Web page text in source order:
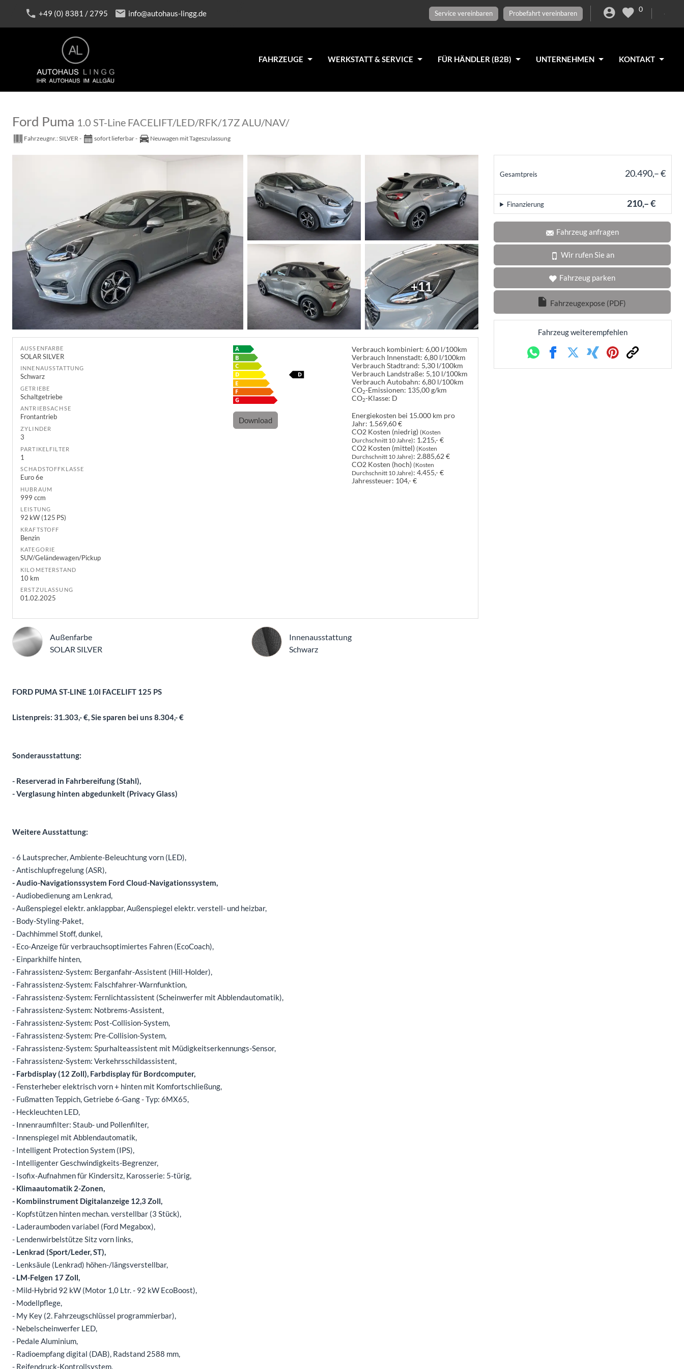
+49 (0) 8381 / 2795 info@autohaus-lingg.de Service vereinbaren Probefahrt vereinbaren
0
FAHRZEUGE WERKSTATT & SERVICE FÜR HÄNDLER (B2B) UNTERNEHMEN KONTAKT
Ford Puma 1.0 ST-Line FACELIFT/LED/RFK/17Z ALU/NAV/
Fahrzeugnr.:SILVER sofort lieferbar Neuwagen mit Tageszulassung
Gesamtpreis 20.490,– €
210,– €
Finanzierung
Fahrzeug anfragen
Wir rufen Sie an
Fahrzeug parken
Fahrzeugexpose (PDF)
Fahrzeug weiterempfehlen
WhatsappFacebookTwitterXing PinterestLink
+11
AUSSENFARBE
SOLAR SILVER
INNENAUSSTATTUNG
Schwarz
GETRIEBE
Schaltgetriebe
ANTRIEBSACHSE
Frontantrieb
ZYLINDER
3
PARTIKELFILTER
1
SCHADSTOFFKLASSE
Euro 6e
HUBRAUM
999 ccm
LEISTUNG
92 kW (125 PS)
KRAFTSTOFF
Benzin
KATEGORIE
SUV/Geländewagen/Pickup
KILOMETERSTAND
10 km
ERSTZULASSUNG
01.02.2025
Verbrauch kombiniert: 6,00 l/100km
Verbrauch Innenstadt: 6,80 l/100km
Verbrauch Stadtrand: 5,30 l/100km
Verbrauch Landstraße: 5,10 l/100km
Verbrauch Autobahn: 6,80 l/100km
CO2-Emissionen: 135,00 g/km
CO2-Klasse: D
Download
Energiekosten bei 15.000 km pro
Jahr: 1.569,60 €
CO2 Kosten (niedrig)(Kosten
Durchschnitt 10 Jahre): 1.215,- €
CO2 Kosten (mittel)(Kosten
Durchschnitt 10 Jahre): 2.885,62 €
CO2 Kosten (hoch)(Kosten
Durchschnitt 10 Jahre): 4.455,- €
Jahressteuer: 104,- €
Außenfarbe
SOLAR SILVER
InnenausstattungInnenausstattung
Schwarz
FORD PUMA ST-LINE 1.0l FACELIFT 125 PS
Listenpreis: 31.303,- €, Sie sparen bei uns 8.304,- €
Sonderausstattung:
- Reserverad in Fahrbereifung (Stahl),
- Verglasung hinten abgedunkelt (Privacy Glass)
Weitere Ausstattung:
- 6 Lautsprecher, Ambiente-Beleuchtung vorn (LED),
- Antischlupfregelung (ASR),
- Audio-Navigationssystem Ford Cloud-Navigationssystem,
- Audiobedienung am Lenkrad,
- Außenspiegel elektr. anklappbar, Außenspiegel elektr. verstell- und heizbar,
- Body-Styling-Paket,
- Dachhimmel Stoff, dunkel,
- Eco-Anzeige für verbrauchsoptimiertes Fahren (EcoCoach),
- Einparkhilfe hinten,
- Fahrassistenz-System: Berganfahr-Assistent (Hill-Holder),
- Fahrassistenz-System: Falschfahrer-Warnfunktion,
- Fahrassistenz-System: Fernlichtassistent (Scheinwerfer mit Abblendautomatik),
- Fahrassistenz-System: Notbrems-Assistent,
- Fahrassistenz-System: Post-Collision-System,
- Fahrassistenz-System: Pre-Collision-System,
- Fahrassistenz-System: Spurhalteassistent mit Müdigkeitserkennungs-Sensor,
- Fahrassistenz-System: Verkehrsschildassistent,
- Farbdisplay (12 Zoll), Farbdisplay für Bordcomputer,
- Fensterheber elektrisch vorn + hinten mit Komfortschließung,
- Fußmatten Teppich, Getriebe 6-Gang - Typ: 6MX65,
- Heckleuchten LED,
- Innenraumfilter: Staub- und Pollenfilter,
- Innenspiegel mit Abblendautomatik,
- Intelligent Protection System (IPS),
- Intelligenter Geschwindigkeits-Begrenzer,
- Isofix-Aufnahmen für Kindersitz, Karosserie: 5-türig,
- Klimaautomatik 2-Zonen,
- Kombiinstrument Digitalanzeige 12,3 Zoll,
- Kopfstützen hinten mechan. verstellbar (3 Stück),
- Laderaumboden variabel (Ford Megabox),
- Lendenwirbelstütze Sitz vorn links,
- Lenkrad (Sport/Leder, ST),
- Lenksäule (Lenkrad) höhen-/längsverstellbar,
- LM-Felgen 17 Zoll,
- Mild-Hybrid 92 kW (Motor 1,0 Ltr. - 92 kW EcoBoost),
- Modellpflege,
- My Key (2. Fahrzeugschlüssel programmierbar),
- Nebelscheinwerfer LED,
- Pedale Aluminium,
- Radioempfang digital (DAB), Radstand 2588 mm,
- Reifendruck-Kontrollsystem,